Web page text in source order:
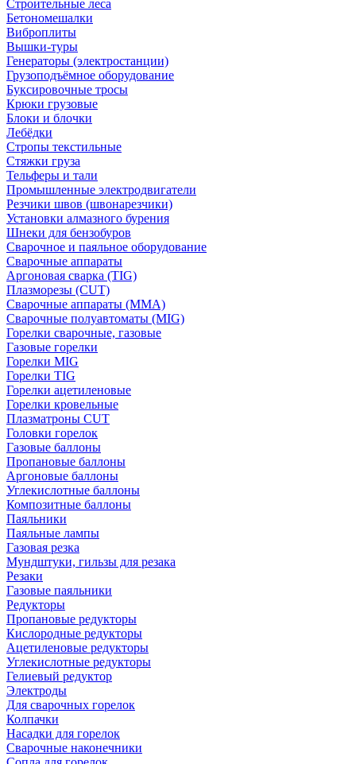
Строительные леса
Бетономешалки
Виброплиты
Вышки-туры
Генераторы (электростанции)
Грузоподъёмное оборудование
Буксировочные тросы
Крюки грузовые
Блоки и блочки
Лебёдки
Стропы текстильные
Стяжки груза
Тельферы и тали
Промышленные электродвигатели
Резчики швов (швонарезчики)
Установки алмазного бурения
Шнеки для бензобуров
Сварочное и паяльное оборудование
Сварочные аппараты
Аргоновая сварка (TIG)
Плазморезы (CUT)
Сварочные аппараты (MMA)
Сварочные полуавтоматы (MIG)
Горелки сварочные, газовые
Газовые горелки
Горелки MIG
Горелки TIG
Горелки ацетиленовые
Горелки кровельные
Плазматроны CUT
Головки горелок
Газовые баллоны
Пропановые баллоны
Аргоновые баллоны
Углекислотные баллоны
Композитные баллоны
Паяльники
Паяльные лампы
Газовая резка
Мундштуки, гильзы для резака
Резаки
Газовые паяльники
Редукторы
Пропановые редукторы
Кислородные редукторы
Ацетиленовые редукторы
Углекислотные редукторы
Гелиевый редуктор
Электроды
Для сварочных горелок
Колпачки
Насадки для горелок
Сварочные наконечники